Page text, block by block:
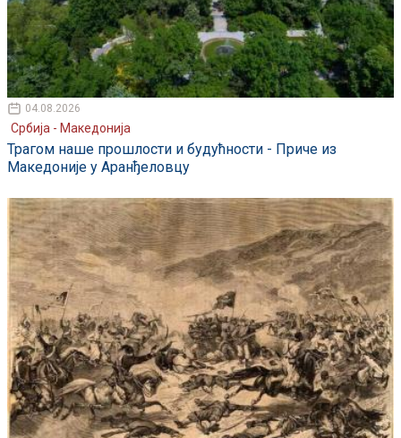
04.08.2026
Србија - Македонија
Трагом наше прошлости и будућности - Приче из
Македоније у Аранђеловцу